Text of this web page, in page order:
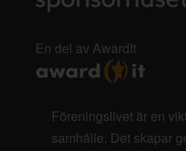
En del av AwardIt
Föreningslivet är en
samhälle. Det skapar